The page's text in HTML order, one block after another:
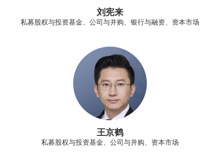
刘宪来
私募股权与投资基金、公司与并购、银行与融资、资本市场
王京鹤
私募股权与投资基金、公司与并购、资本市场